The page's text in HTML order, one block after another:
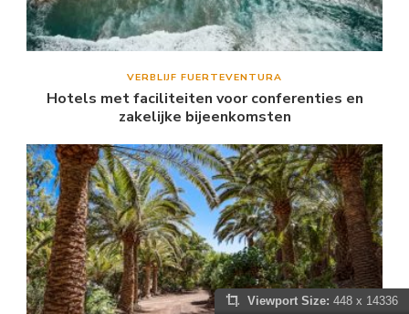
VERBLIJF FUERTEVENTURA
Hotels met faciliteiten voor conferenties en
zakelijke bijeenkomsten
Viewport Size: 448 x 14336